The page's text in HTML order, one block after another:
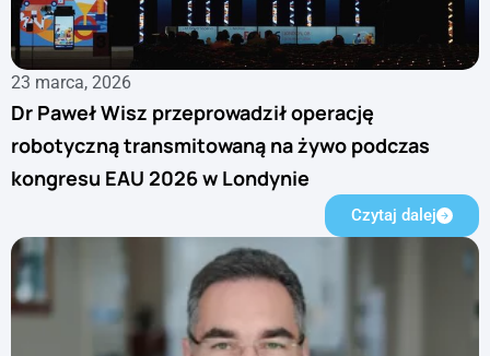
23 marca, 2026
Dr Paweł Wisz przeprowadził operację
robotyczną transmitowaną na żywo podczas
kongresu EAU 2026 w Londynie
Czytaj dalej